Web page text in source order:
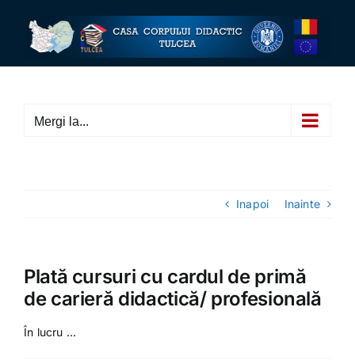
content
Mergi la...
Inapoi Inainte
Plată cursuri cu cardul de primă
de carieră didactică/ profesională
În lucru …